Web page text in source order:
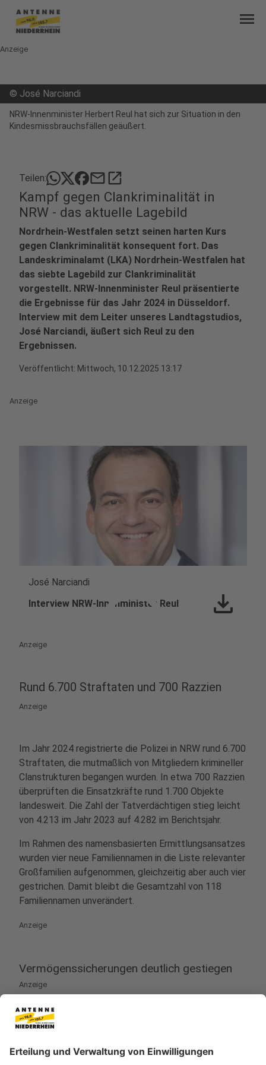
menu
Anzeige
© José Narciandi
NRW-Innenminister Herbert Reul hat sich zur Situation in den
Kindesmissbrauchsfällen geäußert.
Teilen: mailopen_in_new
Kampf gegen Clankriminalität in
NRW - das aktuelle Lagebild
Nordrhein-Westfalen setzt seinen harten Kurs
gegen Clankriminalität konsequent fort. Das
Landeskriminalamt (LKA) Nordrhein-Westfalen hat
das siebte Lagebild zur Clankriminalität
vorgestellt. NRW-Innenminister Reul präsentierte
die Ergebnisse für das Jahr 2024 in Düsseldorf.
Interview mit dem Leiter unseres Landtagstudios,
José Narciandi, äußert sich Reul zu den
Ergebnissen.
Veröffentlicht: Mittwoch, 10.12.2025 13:17
Anzeige
play_circle
José Narciandi
Interview NRW-Innenminister Reul
download
Anzeige
Rund 6.700 Straftaten und 700 Razzien
Anzeige
Im Jahr 2024 registrierte die Polizei in NRW rund 6.700
Straftaten, die mutmaßlich von Mitgliedern krimineller
Clanstrukturen begangen wurden. In etwa 700 Razzien
überprüften die Einsatzkräfte rund 1.700 Objekte
landesweit. Die Zahl der Tatverdächtigen stieg leicht
von 4.213 im Jahr 2023 auf 4.282 im Berichtsjahr.
Im Rahmen des namensbasierten Ermittlungsansatzes
wurden vier neue Familiennamen in die Liste relevanter
Großfamilien aufgenommen, gleichzeitig aber auch vier
gestrichen. Damit bleibt die Gesamtzahl von 118
Familiennamen unverändert.
Anzeige
Vermögenssicherungen deutlich gestiegen
Anzeige
Ein zentraler Erfolg im Kampf gegen die organisierte
vorläufig gesicherten Vermögenswerte. Im Jahr 2024